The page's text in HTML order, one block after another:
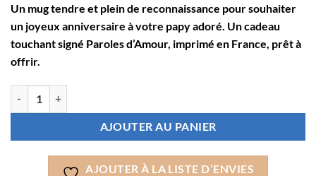
Un mug tendre et plein de reconnaissance pour souhaiter
un joyeux anniversaire à votre papy adoré. Un cadeau
touchant signé Paroles d’Amour, imprimé en France, prêt à
offrir.
AJOUTER AU PANIER
AJOUTER À LA LISTE D’ENVIES